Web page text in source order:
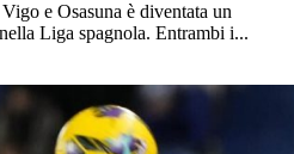
e Osasuna è diventata un
Liga spagnola. Entrambi i...